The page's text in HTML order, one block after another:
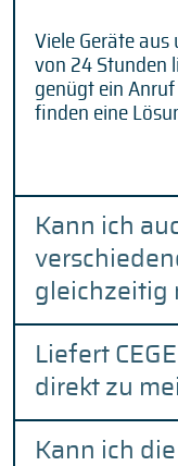
Viele Geräte
von 24 Stunden
genügt ein Anruf
finden eine
Kann ich
gleichzeitig
Liefert
direkt zu
Kann ich